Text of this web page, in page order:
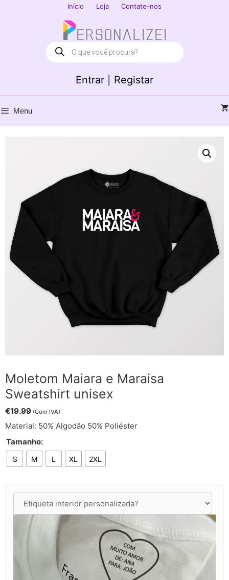
Início Loja Contate-nos
Entrar | Registar
Products
search
Menu
Moletom Maiara e Maraisa
Sweatshirt unisex
€19.99 (Com IVA)
Material: 50% Algodão 50% Poliéster
Tamanho:
S M L XL 2XL